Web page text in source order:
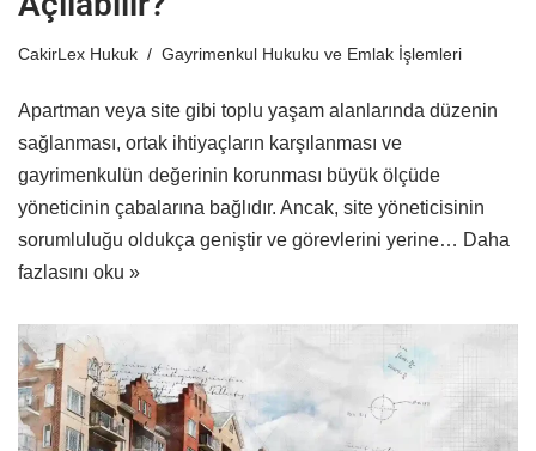
CakirLex Hukuk Gayrimenkul Hukuku ve Emlak İşlemleri
Apartman veya site gibi toplu yaşam alanlarında düzenin
sağlanması, ortak ihtiyaçların karşılanması ve
gayrimenkulün değerinin korunması büyük ölçüde
yöneticinin çabalarına bağlıdır. Ancak, site yöneticisinin
sorumluluğu oldukça geniştir ve görevlerini yerine… Daha
fazlasını oku »